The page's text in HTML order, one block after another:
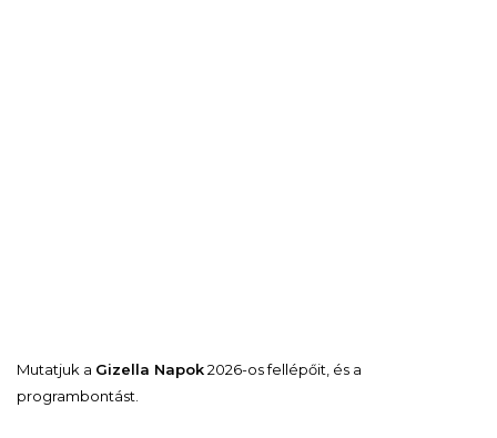
Mutatjuk a Gizella Napok2026-os fellépőit, és a
programbontást.